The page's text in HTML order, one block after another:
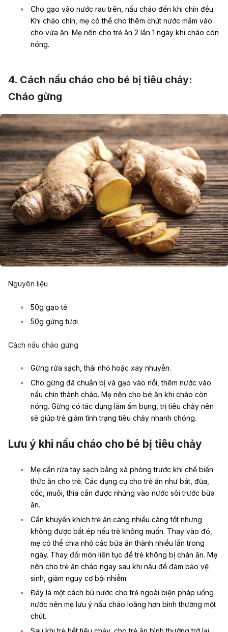
Cho gạo vào nước rau trên, nấu cháo đến khi chín đều.
Khi cháo chín, mẹ có thể cho thêm chút nước mắm vào
cho vừa ăn. Mẹ nên cho trẻ ăn 2 lần 1 ngày khi cháo còn
nóng.
4. Cách nấu cháo cho bé bị tiêu chảy:
Cháo gừng
Nguyên liệu
50g gạo tẻ
50g gừng tươi
Cách nấu cháo gừng
Gừng rửa sạch, thái nhỏ hoặc xay nhuyễn.
Cho gừng đã chuẩn bị và gạo vào nồi, thêm nước vào
nấu chín thành cháo. Mẹ nên cho bé ăn khi cháo còn
nóng. Gừng có tác dụng làm ấm bụng, trị tiêu chảy nên
sẽ giúp trẻ giảm tình trạng tiêu chảy nhanh chóng.
Lưu ý khi nấu cháo cho bé bị tiêu chảy
Mẹ cần rửa tay sạch bằng xà phòng trước khi chế biến
thức ăn cho trẻ. Các dụng cụ cho trẻ ăn như bát, đũa,
cốc, muôi, thìa cần được nhúng vào nước sôi trước bữa
ăn.
Cần khuyến khích trẻ ăn càng nhiều càng tốt nhưng
không được bắt ép nếu trẻ không muốn. Thay vào đó,
mẹ có thể chia nhỏ các bữa ăn thành nhiều lần trong
ngày. Thay đổi món liên tục để trẻ không bị chán ăn. Mẹ
nên cho trẻ ăn cháo ngay sau khi nấu để đảm bảo vệ
sinh, giảm nguy cơ bội nhiễm.
Đây là một cách bù nước cho trẻ ngoài biện pháp uống
nước nên mẹ lưu ý nấu cháo loãng hơn bình thường một
chút.